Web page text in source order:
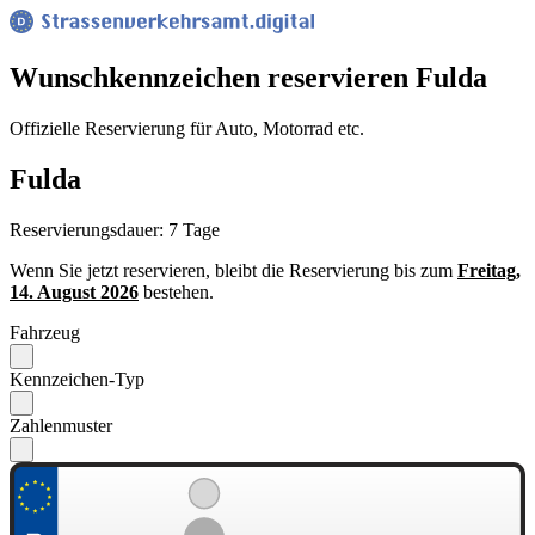
Wunsch­kennzeichen reservieren Fulda
Offizielle Reservierung für Auto, Motorrad etc.
Fulda
Reservierungsdauer: 7 Tage
Wenn Sie jetzt reservieren, bleibt die Reservierung bis zum Freitag,
14. August 2026 bestehen.
Fahrzeug
Kennzeichen-Typ
Zahlenmuster